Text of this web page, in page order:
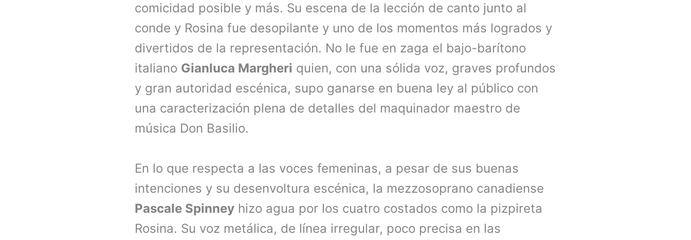
comicidad posible y más. Su escena de la lección de canto junto al
conde y Rosina fue desopilante y uno de los momentos más logrados y
divertidos de la representación. No le fue en zaga el bajo-barítono
italiano Gianluca Margheri quien, con una sólida voz, graves profundos
y gran autoridad escénica, supo ganarse en buena ley al público con
una caracterización plena de detalles del maquinador maestro de
música Don Basilio.
En lo que respecta a las voces femeninas, a pesar de sus buenas
intenciones y su desenvoltura escénica, la mezzosoprano canadiense
Pascale Spinney hizo agua por los cuatro costados como la pizpireta
Rosina. Su voz metálica, de línea irregular, poco precisa en las